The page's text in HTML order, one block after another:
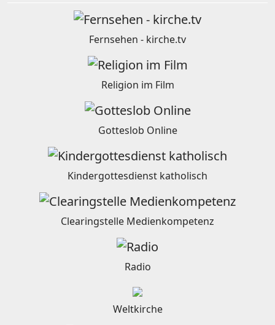
Fernsehen - kirche.tv
Religion im Film
Gotteslob Online
Kindergottesdienst katholisch
Clearingstelle Medienkompetenz
Radio
Weltkirche